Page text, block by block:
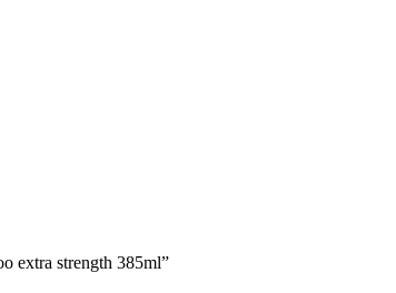
extra strength 385ml”